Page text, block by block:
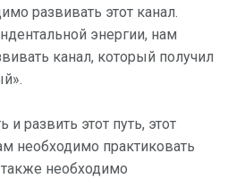
развивать этот канал.
энергии, нам
канал, который получил
и развить этот путь, этот
необходимо практиковать
необходимо